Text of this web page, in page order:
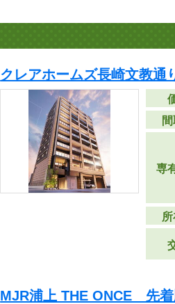
クレアホームズ長崎文教
専
MJR浦上 THE ONCE 先